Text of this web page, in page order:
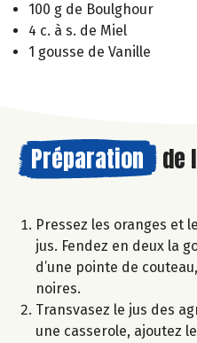
100 g de Boulghour
4 c. à s. de Miel
1 gousse de Vanille
Préparation de
Pressez les oranges et
jus. Fendez en deux la
d’une pointe de
noires.
Transvasez le jus des
une casserole, ajoutez